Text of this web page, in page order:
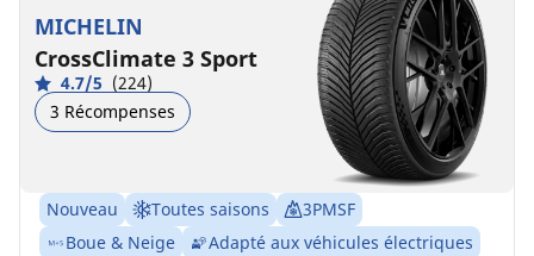
MICHELIN
CrossClimate 3 Sport
4.7/5 (224)
3 Récompenses
Nouveau Toutes saisons
3PMSF
Boue & Neige
Adapté aux véhicules électriques